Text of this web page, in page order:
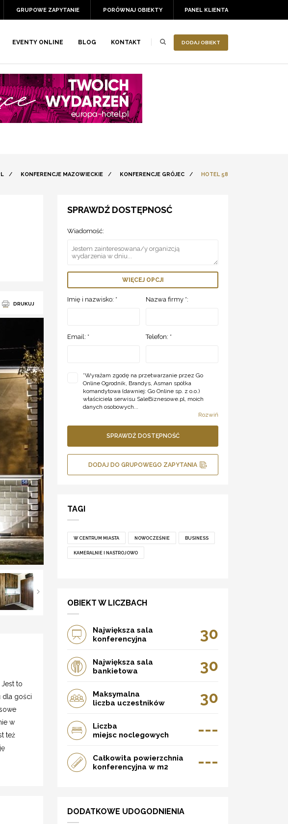
PANEL KLIENTA
PORÓWNAJ OBIEKTY
GRUPOWE ZAPYTANIE
DODAJ OBIEKT
EVENTY ONLINE BLOG KONTAKT
/ KONFERENCJE MAZOWIECKIE / KONFERENCJE GRÓJEC / HOTEL 58
DRUKUJ
to
dla gości
w
też
SPRAWDŹ DOSTĘPNOSĆ
Wiadomość:
WIĘCEJ OPCJI
Imię i nazwisko: * Nazwa firmy *:
Email: * Telefon: *
*Wyrażam zgodę na przetwarzanie przez Go
Online Ogrodnik, Brandys, Asman spółka
komandytowa (dawniej: Go Online sp. z o.o.)
właściciela serwisu SaleBiznesowe.pl, moich
danych osobowych...
Rozwiń
SPRAWDŹ DOSTĘPNOŚĆ
DODAJ DO GRUPOWEGO ZAPYTANIA
TAGI
W CENTRUM MIASTA NOWOCZEŚNIE BUSINESS
KAMERALNIE I NASTROJOWO
OBIEKT W LICZBACH
Największa sala
konferencyjna
30
Największa sala
bankietowa
30
Maksymalna
liczba uczestników
30
Liczba
miejsc noclegowych
---
Całkowita powierzchnia
konferencyjna w m2
---
DODATKOWE UDOGODNIENIA